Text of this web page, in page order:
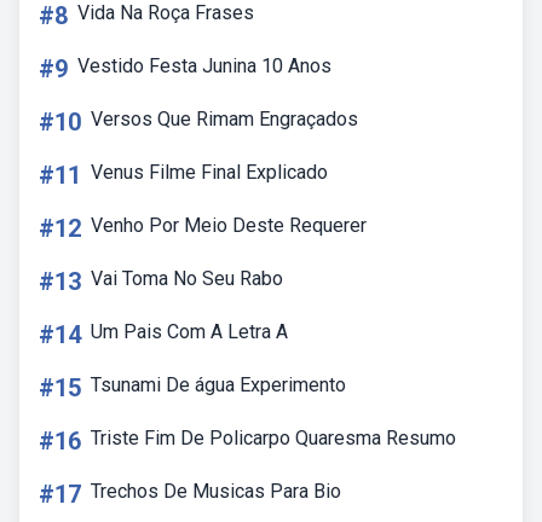
#8 Vida Na Roça Frases
#9 Vestido Festa Junina 10 Anos
#10 Versos Que Rimam Engraçados
#11 Venus Filme Final Explicado
#12 Venho Por Meio Deste Requerer
#13 Vai Toma No Seu Rabo
#14 Um Pais Com A Letra A
#15 Tsunami De água Experimento
#16 Triste Fim De Policarpo Quaresma Resumo
#17 Trechos De Musicas Para Bio